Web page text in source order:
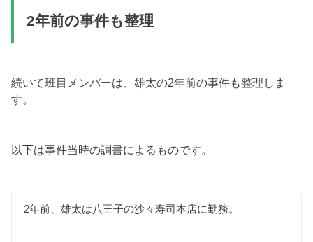
2年前の事件も整理
続いて班目メンバーは、雄太の2年前の事件も整理しま
す。
以下は事件当時の調書によるものです。
2年前、雄太は八王子の沙々寿司本店に勤務。